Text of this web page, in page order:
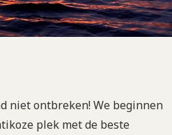
niet ontbreken! We beginnen
plek met de beste